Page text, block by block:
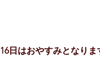
日はおやすみとなりま